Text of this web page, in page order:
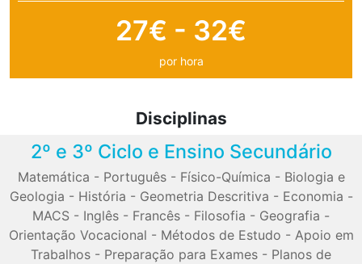
27€ - 32€
por hora
Disciplinas
2º e 3º Ciclo e Ensino Secundário
Matemática - Português- Físico-Química - Biologia e
Geologia - História - Geometria Descritiva - Economia -
MACS - Inglês - Francês - Filosofia - Geografia -
Orientação Vocacional - Métodos de Estudo - Apoio em
Trabalhos - Preparação para Exames - Planos de